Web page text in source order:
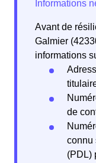
Avant de
Galmier
informations
de
connu
(PDL)